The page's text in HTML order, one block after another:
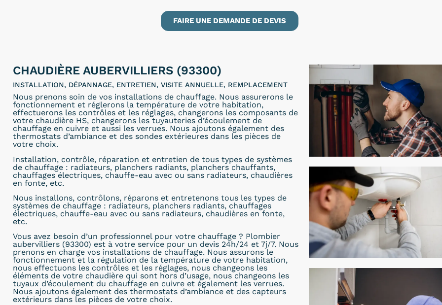
FAIRE UNE DEMANDE DE DEVIS
CHAUDIÈRE AUBERVILLIERS (93300)
INSTALLATION, DÉPANNAGE, ENTRETIEN, VISITE ANNUELLE, REMPLACEMENT
Nous prenons soin de vos installations de chauffage. Nous assurerons le
fonctionnement et réglerons la température de votre habitation,
effectuerons les contrôles et les réglages, changerons les composants de
votre chaudière HS, changerons les tuyauteries d’écoulement de
chauffage en cuivre et aussi les verrues. Nous ajoutons également des
thermostats d’ambiance et des sondes extérieures dans les pièces de
votre choix.
Installation, contrôle, réparation et entretien de tous types de systèmes
de chauffage : radiateurs, planchers radiants, planchers chauffants,
chauffages électriques, chauffe-eau avec ou sans radiateurs, chaudières
en fonte, etc.
Nous installons, contrôlons, réparons et entretenons tous les types de
systèmes de chauffage : radiateurs, planchers radiants, chauffages
électriques, chauffe-eau avec ou sans radiateurs, chaudières en fonte,
etc.
Vous avez besoin d’un professionnel pour votre chauffage ? Plombier
aubervilliers (93300) est à votre service pour un devis 24h/24 et 7j/7. Nous
prenons en charge vos installations de chauffage. Nous assurons le
fonctionnement et la régulation de la température de votre habitation,
nous effectuons les contrôles et les réglages, nous changeons les
éléments de votre chaudière qui sont hors d’usage, nous changeons les
tuyaux d’écoulement du chauffage en cuivre et également les verrues.
Nous ajoutons également des thermostats d’ambiance et des capteurs
extérieurs dans les pièces de votre choix.